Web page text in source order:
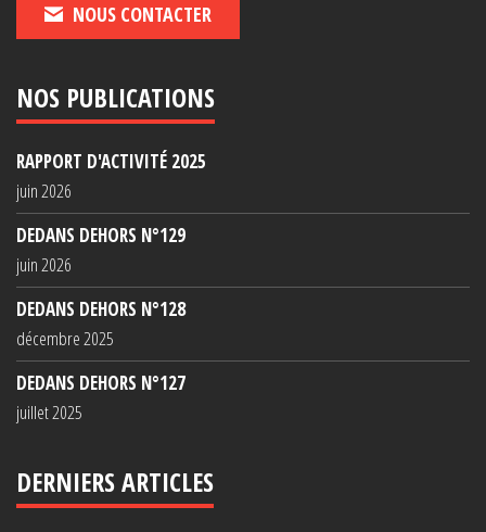
NOUS CONTACTER
NOS PUBLICATIONS
RAPPORT D'ACTIVITÉ 2025
juin 2026
DEDANS DEHORS N°129
juin 2026
DEDANS DEHORS N°128
décembre 2025
DEDANS DEHORS N°127
juillet 2025
DERNIERS ARTICLES